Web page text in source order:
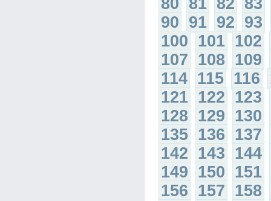
80 81 82 83
90 91 92 93
100 101 102
107 108 109
114 115 116
121 122 123
128 129 130
135 136 137
142 143 144
149 150 151
156 157 158